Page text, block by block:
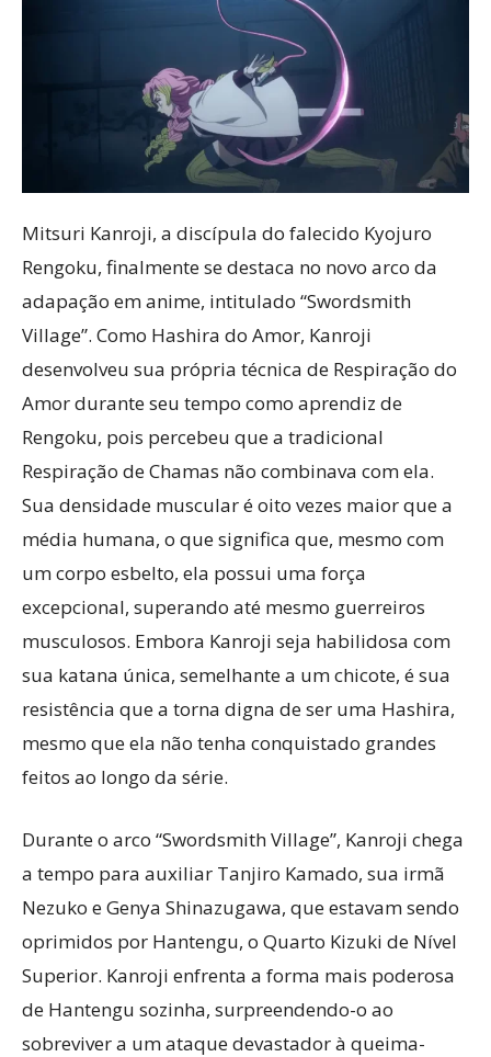
Mitsuri Kanroji, a discípula do falecido Kyojuro
Rengoku, finalmente se destaca no novo arco da
adapação em anime, intitulado “Swordsmith
Village”. Como Hashira do Amor, Kanroji
desenvolveu sua própria técnica de Respiração do
Amor durante seu tempo como aprendiz de
Rengoku, pois percebeu que a tradicional
Respiração de Chamas não combinava com ela.
Sua densidade muscular é oito vezes maior que a
média humana, o que significa que, mesmo com
um corpo esbelto, ela possui uma força
excepcional, superando até mesmo guerreiros
musculosos. Embora Kanroji seja habilidosa com
sua katana única, semelhante a um chicote, é sua
resistência que a torna digna de ser uma Hashira,
mesmo que ela não tenha conquistado grandes
feitos ao longo da série.
Durante o arco “Swordsmith Village”, Kanroji chega
a tempo para auxiliar Tanjiro Kamado, sua irmã
Nezuko e Genya Shinazugawa, que estavam sendo
oprimidos por Hantengu, o Quarto Kizuki de Nível
Superior. Kanroji enfrenta a forma mais poderosa
de Hantengu sozinha, surpreendendo-o ao
sobreviver a um ataque devastador à queima-